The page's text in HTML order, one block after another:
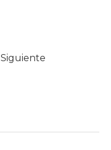
Siguiente